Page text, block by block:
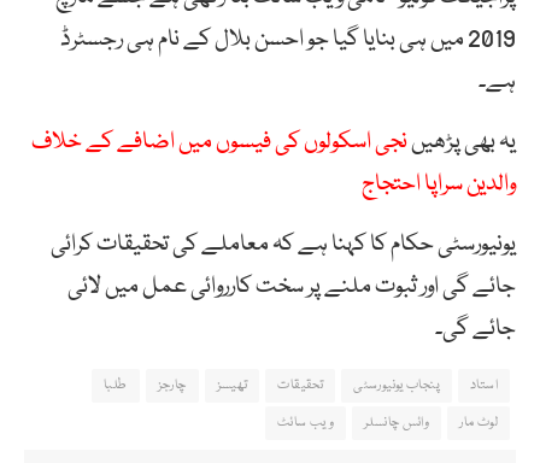
2019 میں ہی بنایا گیا جو احسن بلال کے نام ہی رجسٹرڈ
ہے۔
یہ بھی پڑھیںنجی اسکولوں کی فیسوں میں اضافے کے خلاف
والدین سراپا احتجاج
یونیورسٹی حکام کا کہنا ہے کہ معاملے کی تحقیقات کرائی
جائے گی اور ثبوت ملنے پر سخت کارروائی عمل میں لائی
جائے گی۔
استاد پنجاب یونیورسٹی تحقیقات تھیسز چارجز
طلبا
لوٹ مار
وائس چانسلر ویب سائٹ